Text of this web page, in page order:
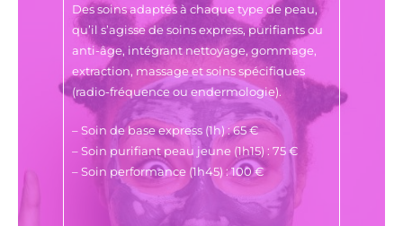
Des soins adaptés à chaque type de peau,
qu’il s’agisse de soins express, purifiants ou
anti-âge, intégrant nettoyage, gommage,
extraction, massage et soins spécifiques
(radio-fréquence ou endermologie).
– Soin de base express (1h) : 65 €
– Soin purifiant peau jeune (1h15) : 75 €
– Soin performance (1h45) : 100 €